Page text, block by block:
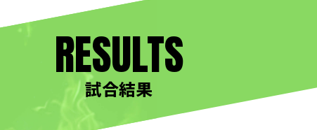
RESULTS
試合結果